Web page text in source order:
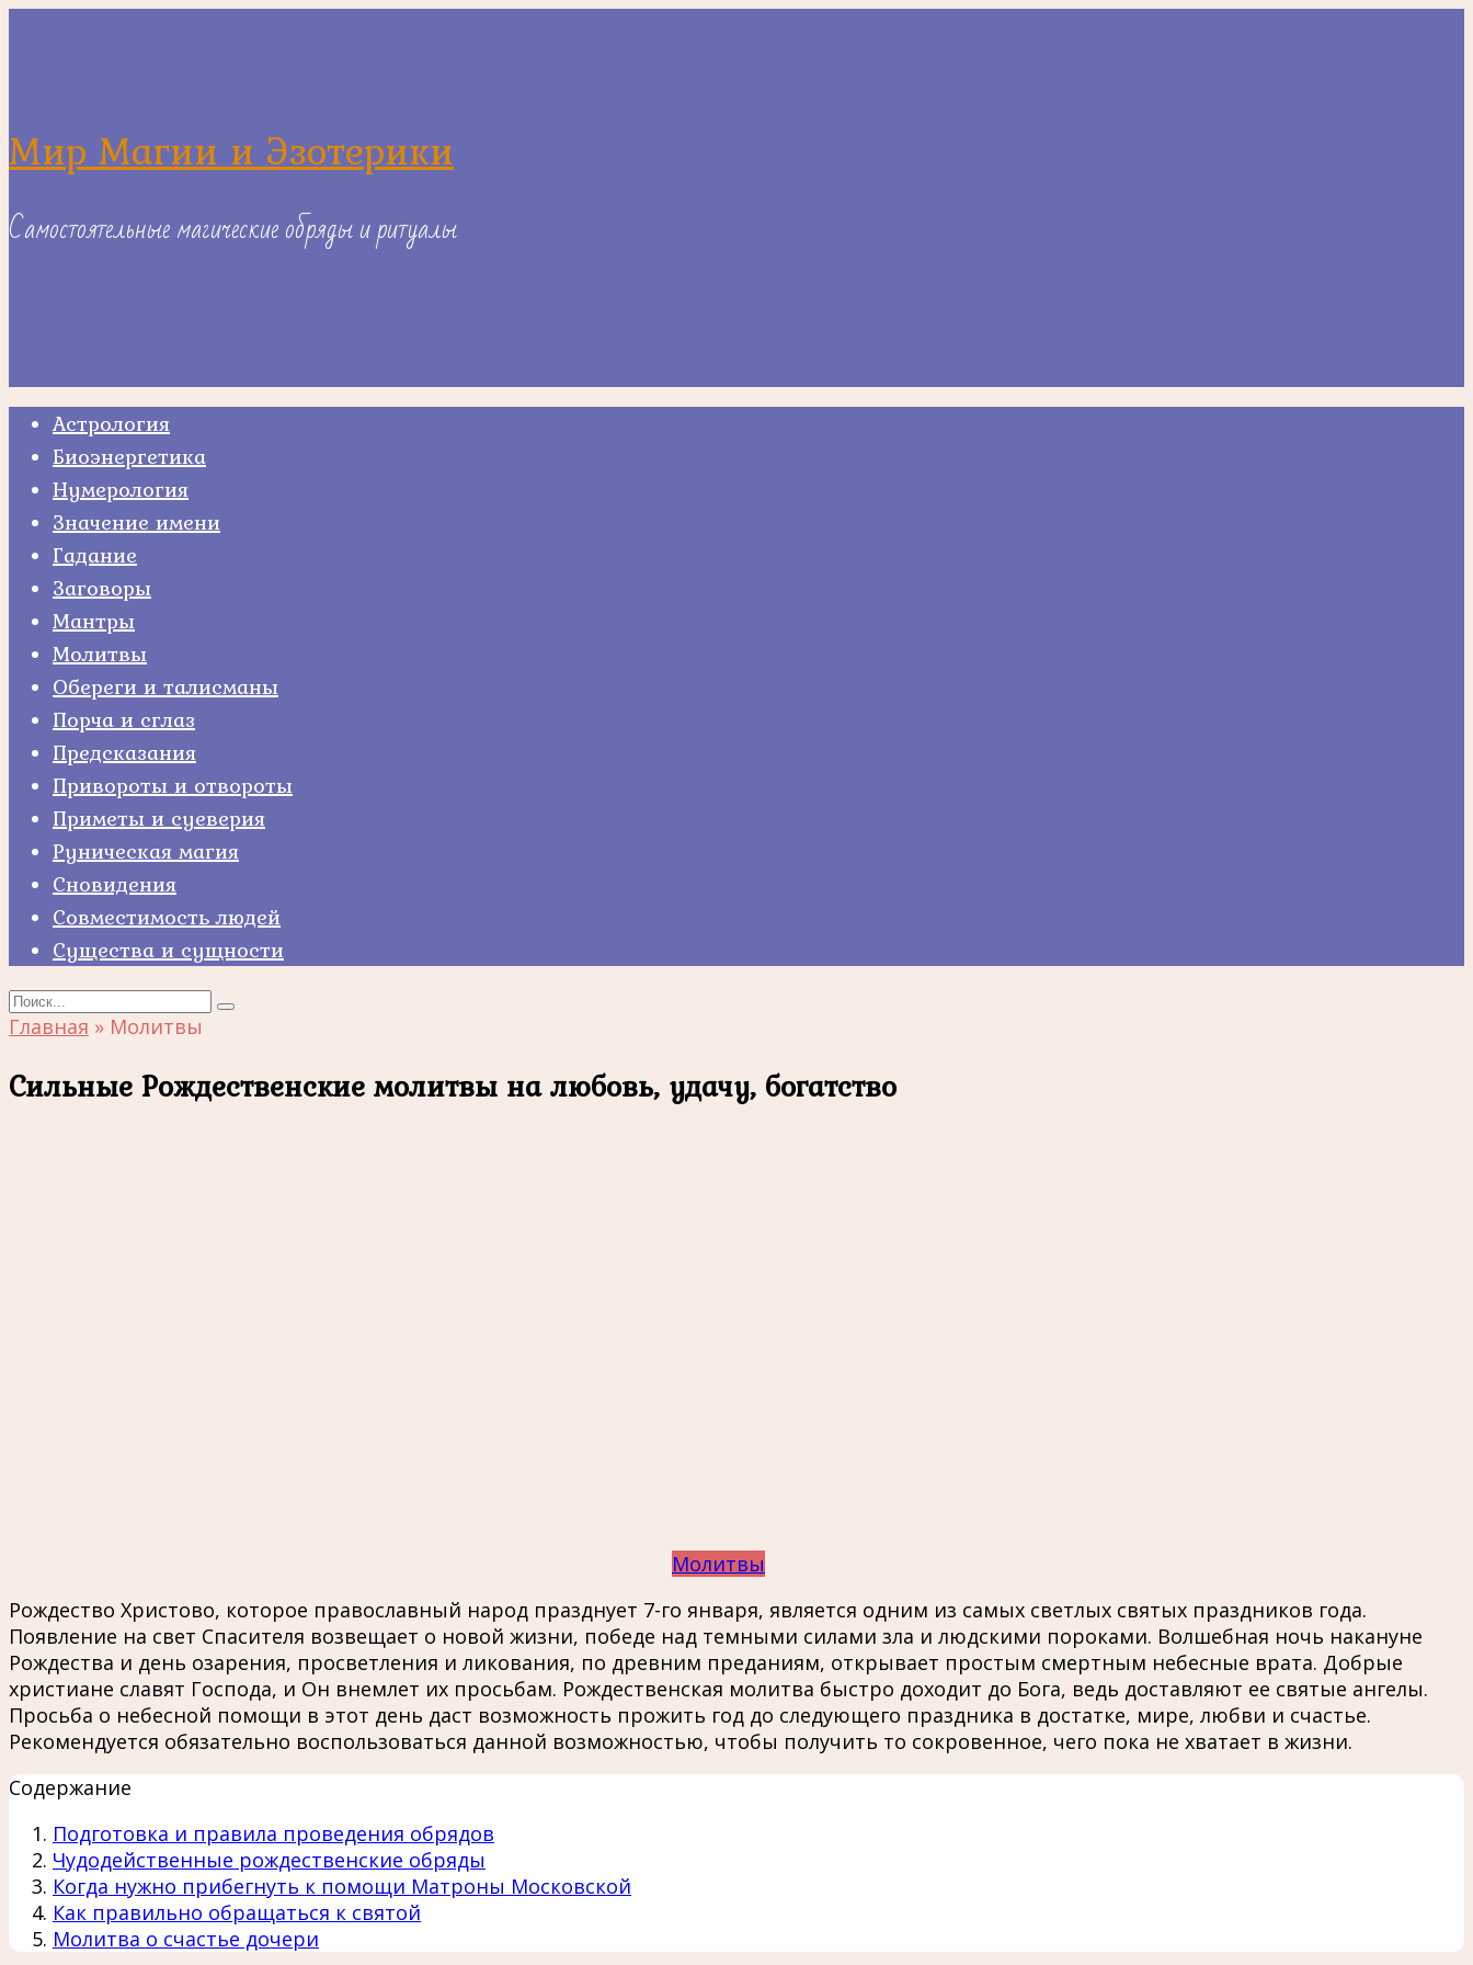
Мир Магии и Эзотерики
Самостоятельные магические обряды и ритуалы
Астрология
Биоэнергетика
Нумерология
Значение имени
Гадание
Заговоры
Мантры
Молитвы
Обереги и талисманы
Порча и сглаз
Предсказания
Привороты и отвороты
Приметы и суеверия
Руническая магия
Сновидения
Совместимость людей
Существа и сущности
Search
for:
Главная » Молитвы
Сильные Рождественские молитвы на любовь, удачу, богатство
Молитвы
Рождество Христово, которое православный народ празднует 7-го января, является одним из самых светлых святых праздников года.
Появление на свет Спасителя возвещает о новой жизни, победе над темными силами зла и людскими пороками. Волшебная ночь накануне
Рождества и день озарения, просветления и ликования, по древним преданиям, открывает простым смертным небесные врата. Добрые
христиане славят Господа, и Он внемлет их просьбам. Рождественская молитва быстро доходит до Бога, ведь доставляют ее святые ангелы.
Просьба о небесной помощи в этот день даст возможность прожить год до следующего праздника в достатке, мире, любви и счастье.
Рекомендуется обязательно воспользоваться данной возможностью, чтобы получить то сокровенное, чего пока не хватает в жизни.
Содержание
Подготовка и правила проведения обрядов
Чудодейственные рождественские обряды
Когда нужно прибегнуть к помощи Матроны Московской
Как правильно обращаться к святой
Молитва о счастье дочери